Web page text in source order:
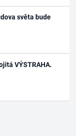
světa bude
VÝSTRAHA.